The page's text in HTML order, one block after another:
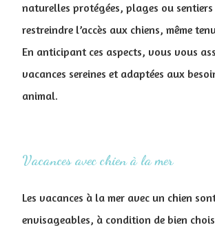
naturelles protégées, plages ou
restreindre l’accès aux chiens, même
En anticipant ces aspects, vous vous
vacances sereines et adaptées aux
animal.
Vacances avec chien à la mer
Les vacances à la mer avec un chien
envisageables, à condition de bien